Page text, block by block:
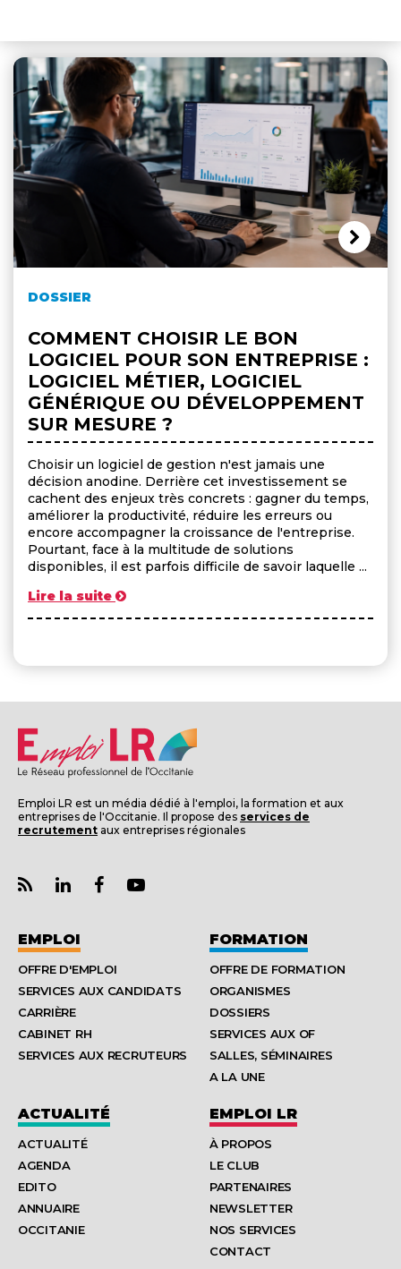
DOSSIER
COMMENT CHOISIR LE BON
LOGICIEL POUR SON ENTREPRISE :
LOGICIEL MÉTIER, LOGICIEL
GÉNÉRIQUE OU DÉVELOPPEMENT
SUR MESURE ?
Choisir un logiciel de gestion n'est jamais une
décision anodine. Derrière cet investissement se
cachent des enjeux très concrets : gagner du temps,
améliorer la productivité, réduire les erreurs ou
encore accompagner la croissance de l'entreprise.
Pourtant, face à la multitude de solutions
disponibles, il est parfois difficile de savoir laquelle ...
Lire la suite
Emploi LR est un média dédié à l'emploi, la formation et aux
entreprises de l'Occitanie. Il propose des services de
recrutement aux entreprises régionales
EMPLOI
OFFRE D'EMPLOI
SERVICES AUX CANDIDATS
CARRIÈRE
CABINET RH
SERVICES AUX RECRUTEURS
FORMATION
OFFRE DE FORMATION
ORGANISMES
DOSSIERS
SERVICES AUX OF
SALLES, SÉMINAIRES
A LA UNE
ACTUALITÉ
ACTUALITÉ
AGENDA
EDITO
ANNUAIRE
OCCITANIE
EMPLOI LR
À PROPOS
LE CLUB
PARTENAIRES
NEWSLETTER
NOS SERVICES
CONTACT